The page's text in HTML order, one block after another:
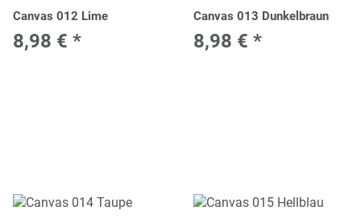
Canvas 012 Lime
8,98 € *
Canvas 013 Dunkelbraun
8,98 € *